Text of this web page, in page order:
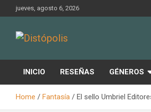
to
jueves, agosto 6, 2026
Distópolis
INICIO RESEÑAS GÉNEROS
Home Fantasía El sello Umbriel